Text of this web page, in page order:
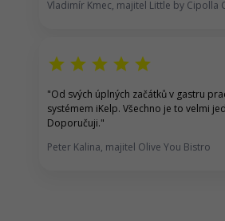
Vladimír Kmec, majitel Little by Cipolla
star star star star star
"Od svých úplných začátků v gastru
systémem iKelp. Všechno je to velmi
Doporučuji."
Peter Kalina, majitel Olive You Bistro